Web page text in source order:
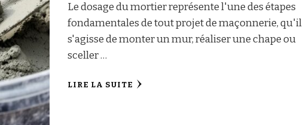
Le dosage du mortier représente l'une des étapes
fondamentales de tout projet de maçonnerie, qu'il
s'agisse de monter un mur, réaliser une chape ou
sceller …
LIRE LA SUITE